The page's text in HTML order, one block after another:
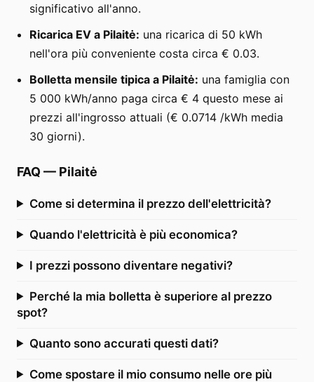
significativo all'anno.
Ricarica EV a Pilaitė: una ricarica di 50 kWh
nell'ora più conveniente costa circa € 0.03.
Bolletta mensile tipica a Pilaitė: una famiglia con
5 000 kWh/anno paga circa € 4 questo mese ai
prezzi all'ingrosso attuali (€ 0.0714 /kWh media
30 giorni).
FAQ — Pilaitė
Come si determina il prezzo dell'elettricità?
Quando l'elettricità è più economica?
I prezzi possono diventare negativi?
Perché la mia bolletta è superiore al prezzo
spot?
Quanto sono accurati questi dati?
Come spostare il mio consumo nelle ore più